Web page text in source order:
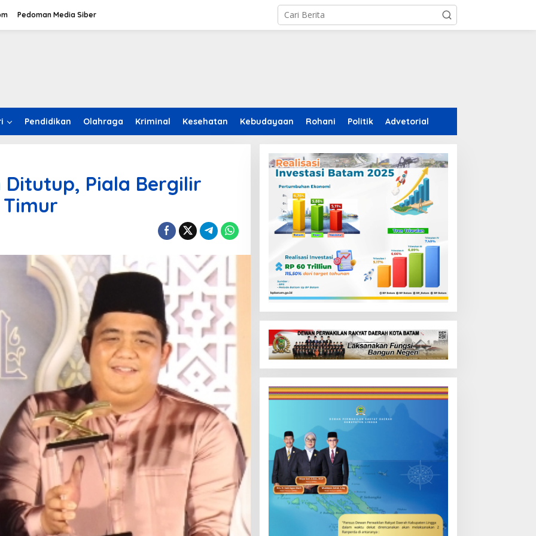
Pedoman Media Siber
Pendidikan Olahraga Kriminal Kesehatan Kebudayaan Rohani Politik Advetorial
Ditutup, Piala Bergilir
Timur